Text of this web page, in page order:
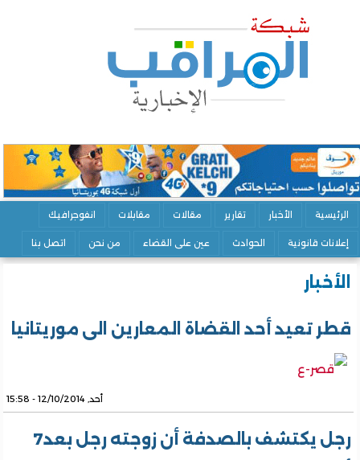
الرئيسية الأخبار تقارير مقالات مقابلات انفوجرافيك
إعلانات قانونية الحوادث عين على القضاء من نحن اتصل بنا
الأخبار
قطر تعيد أحد القضاة المعارين الى موريتانيا
أحد, 12/10/2014 - 15:58
رجل يكتشف بالصدفة أن زوجته رجل بعد7